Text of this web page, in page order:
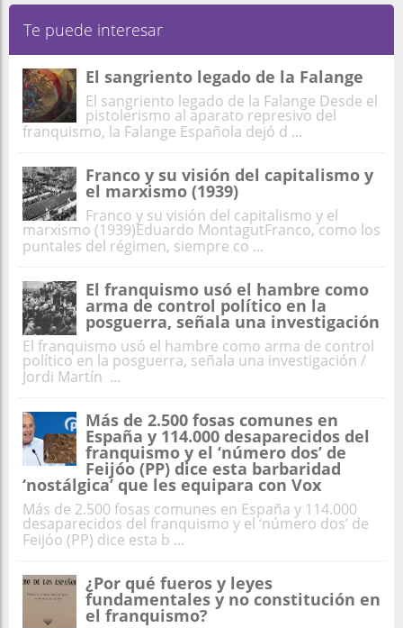
Te puede interesar
El sangriento legado de la Falange
El sangriento legado de la Falange Desde el
pistolerismo al aparato represivo del
franquismo, la Falange Española dejó d ...
Franco y su visión del capitalismo y
el marxismo (1939)
Franco y su visión del capitalismo y el
marxismo (1939)Eduardo MontagutFranco, como los
puntales del régimen, siempre co ...
El franquismo usó el hambre como
arma de control político en la
posguerra, señala una investigación
El franquismo usó el hambre como arma de control
político en la posguerra, señala una investigación /
Jordi Martín ...
Más de 2.500 fosas comunes en
España y 114.000 desaparecidos del
franquismo y el ‘número dos’ de
Feijóo (PP) dice esta barbaridad
‘nostálgica’ que les equipara con Vox
Más de 2.500 fosas comunes en España y 114.000
desaparecidos del franquismo y el ‘número dos’ de
Feijóo (PP) dice esta b ...
¿Por qué fueros y leyes
fundamentales y no constitución en
el franquismo?